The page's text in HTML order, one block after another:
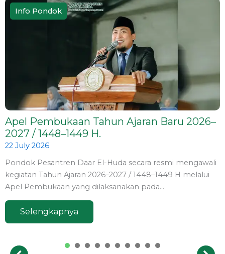
Info Pondok
Apel Pembukaan Tahun Ajaran Baru 2026–
2027 / 1448–1449 H.
22 July 2026
Pondok Pesantren Daar El-Huda secara resmi mengawali
kegiatan Tahun Ajaran 2026–2027 / 1448–1449 H melalui
Apel Pembukaan yang dilaksanakan pada…
Selengkapnya
1 2 3 7 8